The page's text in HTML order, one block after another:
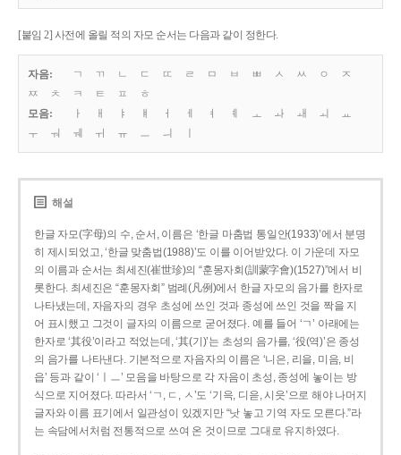
[붙임 2] 사전에 올릴 적의 자모 순서는 다음과 같이 정한다.
자음: ㄱ ㄲ ㄴ ㄷ ㄸ ㄹ ㅁ ㅂ ㅃ ㅅ ㅆ ㅇ
ㅈ
ㅉ
ㅊ ㅋ ㅌ ㅍ
ㅎ
모음:
ㅏ ㅐ ㅑ ㅒ ㅓ ㅔ ㅕ ㅖ ㅗ ㅘ ㅙ ㅚ
ㅛ
ㅜ
ㅝ ㅞ ㅟ ㅠ ㅡ ㅢ
해설
한글 자모(字母)의 수, 순서, 이름은 ‘한글 마춤법 통일안(1933)’에서 분명
히 제시되었고, ‘한글 맞춤법(1988)’도 이를 이어받았다. 이 가운데 자모
의 이름과 순서는 최세진(崔世珍)의 “훈몽자회(訓蒙字會)(1527)”에서 비
롯한다. 최세진은 “훈몽자회” 범례(凡例)에서 한글 자모의 음가를 한자로
나타냈는데, 자음자의 경우 초성에 쓰인 것과 종성에 쓰인 것을 짝을 지
어 표시했고 그것이 글자의 이름으로 굳어졌다. 예를 들어 ‘ㄱ’ 아래에는
한자로 ‘其役’이라고 적었는데, ‘其(기)’는 초성의 음가를, ‘役(역)’은 종성
의 음가를 나타낸다. 기본적으로 자음자의 이름은 ‘니은, 리을, 미음, 비
읍’ 등과 같이 ‘ㅣㅡ’ 모음을 바탕으로 각 자음이 초성, 종성에 놓이는 방
식으로 지어졌다. 따라서 ‘ㄱ, ㄷ, ㅅ’도 ‘기윽, 디읃, 시읏’으로 해야 나머지
글자와 이름 표기에서 일관성이 있겠지만 “낫 놓고 기역 자도 모른다.”라
는 속담에서처럼 전통적으로 쓰여 온 것이므로 그대로 유지하였다.